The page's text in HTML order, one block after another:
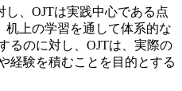
、OJTは実践中心である点
机上の学習を通して体系的な
るのに対し、OJTは、 実際の
経験を積むことを目的とする